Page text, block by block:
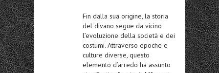
Fin dalla sua origine, la storia
del divano segue da vicino
l’evoluzione della società e dei
costumi. Attraverso epoche e
culture diverse, questo
elemento d’arredo ha assunto